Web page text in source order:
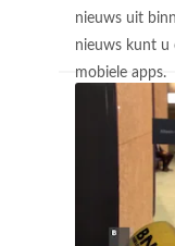
nieuws uit
nieuws kunt u
mobiele apps.